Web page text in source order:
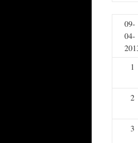
09-
04-
1
2
3